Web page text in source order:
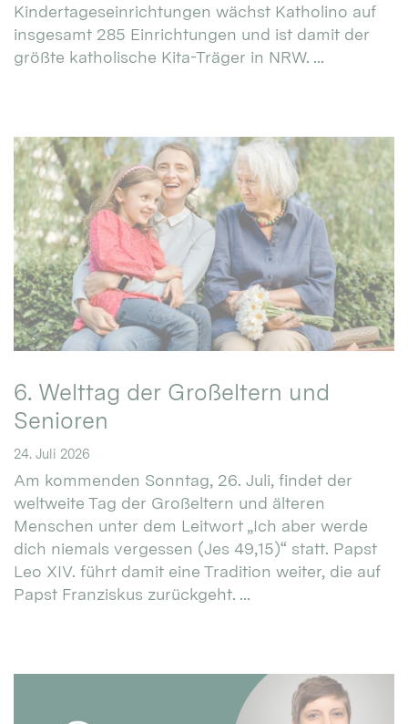
Kindertageseinrichtungen wächst Katholino auf
insgesamt 285 Einrichtungen und ist damit der
größte katholische Kita-Träger in NRW. ...
6. Welttag der Großeltern und
Senioren
24. Juli 2026
Am kommenden Sonntag, 26. Juli, findet der
weltweite Tag der Großeltern und älteren
Menschen unter dem Leitwort „Ich aber werde
dich niemals vergessen (Jes 49,15)“ statt. Papst
Leo XIV. führt damit eine Tradition weiter, die auf
Papst Franziskus zurückgeht. ...